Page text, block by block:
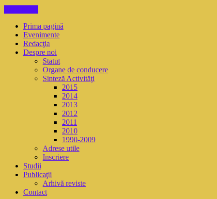
Prima pagină
Evenimente
Redacţia
Despre noi
Statut
Organe de conducere
Sinteză Activităţi
2015
2014
2013
2012
2011
2010
1990-2009
Adrese utile
Inscriere
Studii
Publicaţii
Arhivă reviste
Contact